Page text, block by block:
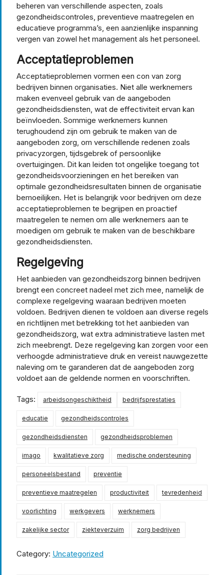
beheren van verschillende aspecten, zoals
gezondheidscontroles, preventieve maatregelen en
educatieve programma’s, een aanzienlijke inspanning
vergen van zowel het management als het personeel.
Acceptatieproblemen
Acceptatieproblemen vormen een con van zorg
bedrijven binnen organisaties. Niet alle werknemers
maken evenveel gebruik van de aangeboden
gezondheidsdiensten, wat de effectiviteit ervan kan
beïnvloeden. Sommige werknemers kunnen
terughoudend zijn om gebruik te maken van de
aangeboden zorg, om verschillende redenen zoals
privacyzorgen, tijdsgebrek of persoonlijke
overtuigingen. Dit kan leiden tot ongelijke toegang tot
gezondheidsvoorzieningen en het bereiken van
optimale gezondheidsresultaten binnen de organisatie
bemoeilijken. Het is belangrijk voor bedrijven om deze
acceptatieproblemen te begrijpen en proactief
maatregelen te nemen om alle werknemers aan te
moedigen om gebruik te maken van de beschikbare
gezondheidsdiensten.
Regelgeving
Het aanbieden van gezondheidszorg binnen bedrijven
brengt een concreet nadeel met zich mee, namelijk de
complexe regelgeving waaraan bedrijven moeten
voldoen. Bedrijven dienen te voldoen aan diverse regels
en richtlijnen met betrekking tot het aanbieden van
gezondheidszorg, wat extra administratieve lasten met
zich meebrengt. Deze regelgeving kan zorgen voor een
verhoogde administratieve druk en vereist nauwgezette
naleving om te garanderen dat de aangeboden zorg
voldoet aan de geldende normen en voorschriften.
Tags: arbeidsongeschiktheid bedrijfsprestaties
educatie gezondheidscontroles
gezondheidsdiensten gezondheidsproblemen
imago kwalitatieve zorg medische ondersteuning
personeelsbestand preventie
preventieve maatregelen productiviteit tevredenheid
voorlichting werkgevers werknemers
zakelijke sector ziekteverzuim zorg bedrijven
Category: Uncategorized